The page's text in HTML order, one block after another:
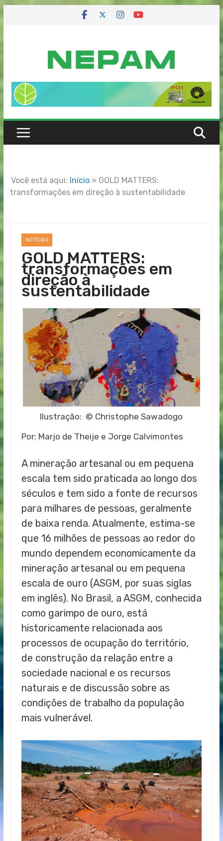
Você está aqui: Início» GOLD MATTERS:
transformações em direção à sustentabilidade
NOTÍCIAS
GOLD MATTERS:
transformações em
direção à
sustentabilidade
Ilustração: © Christophe Sawadogo
Por: Marjo de Theije e Jorge Calvimontes
A mineração artesanal ou em pequena
escala tem sido praticada ao longo dos
séculos e tem sido a fonte de recursos
para milhares de pessoas, geralmente
de baixa renda. Atualmente, estima-se
que 16 milhões de pessoas ao redor do
mundo dependem economicamente da
mineração artesanal ou em pequena
escala de ouro (ASGM, por suas siglas
em inglês). No Brasil, a ASGM, conhecida
como garimpo de ouro, está
historicamente relacionada aos
processos de ocupação do território,
de construção da relação entre a
sociedade nacional e os recursos
naturais e de discussão sobre as
condições de trabalho da população
mais vulnerável.